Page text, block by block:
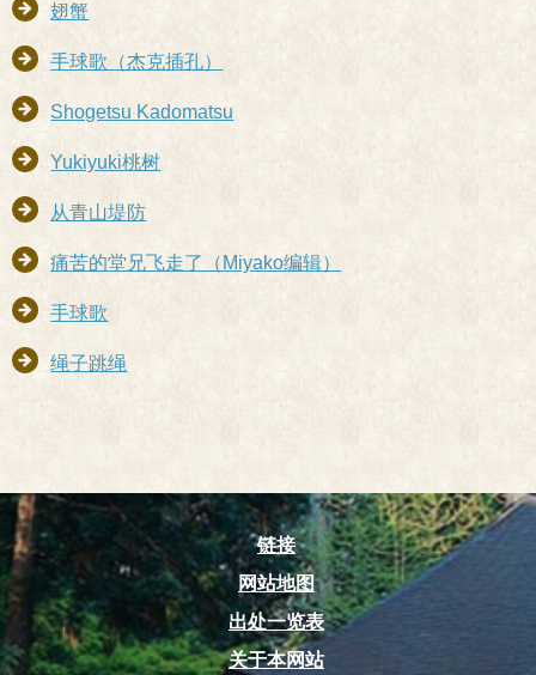
翅蟹
手球歌（杰克插孔）
Shogetsu Kadomatsu
Yukiyuki桃树
从青山堤防
痛苦的堂兄飞走了（Miyako编辑）
手球歌
绳子跳绳
链接
网站地图
出处一览表
关于本网站